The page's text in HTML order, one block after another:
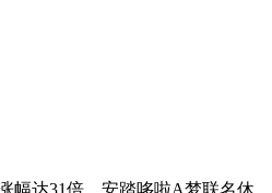
幅达31倍。安踏哆啦A梦联名休